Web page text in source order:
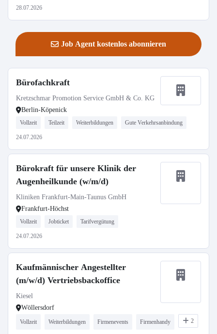
28.07.2026
Job Agent kostenlos abonnieren
Bürofachkraft
Kretzschmar Promotion Service GmbH & Co. KG
Berlin-Köpenick
Vollzeit Teilzeit Weiterbildungen Gute Verkehrsanbindung
24.07.2026
Bürokraft für unsere Klinik der
Augenheilkunde (w/m/d)
Kliniken Frankfurt-Main-Taunus GmbH
Frankfurt-Höchst
Vollzeit Jobticket Tarifvergütung
24.07.2026
Kaufmännischer Angestellter
(m/w/d) Vertriebsbackoffice
Kiesel
Wöllersdorf
Vollzeit Weiterbildungen Firmenevents Firmenhandy 2